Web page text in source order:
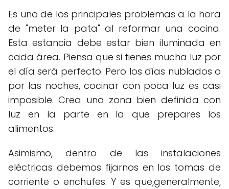
Es uno de los principales problemas a la hora
de "meter la pata" al reformar una cocina.
Esta estancia debe estar bien iluminada en
cada área. Piensa que si tienes mucha luz por
el día será perfecto. Pero los días nublados o
por las noches, cocinar con poca luz es casi
imposible. Crea una zona bien definida con
luz en la parte en la que prepares los
alimentos.
Asimismo, dentro de las instalaciones
eléctricas debemos fijarnos en los tomas de
corriente o enchufes. Y es que,generalmente,